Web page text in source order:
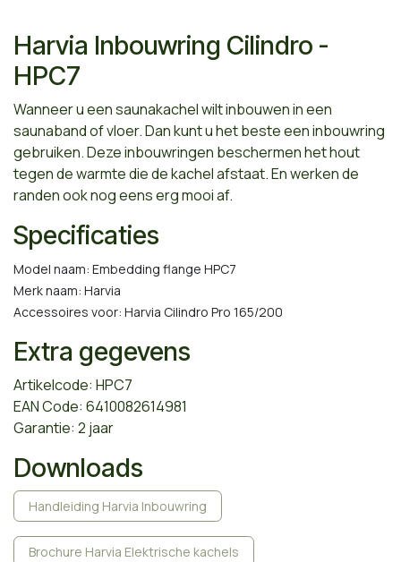
Harvia Inbouwring Cilindro -
HPC7
Wanneer u een saunakachel wilt inbouwen in een
saunaband of vloer. Dan kunt u het beste een inbouwring
gebruiken. Deze inbouwringen beschermen het hout
tegen de warmte die de kachel afstaat. En werken de
randen ook nog eens erg mooi af.
Specificaties
Model naam: Embedding flange HPC7
Merk naam: Harvia
Accessoires voor: Harvia Cilindro Pro 165/200
Extra gegevens
Artikelcode: HPC7
EAN Code: 6410082614981
Garantie: 2 jaar
Downloads
Handleiding Harvia Inbouwring
Brochure Harvia Elektrische kachels